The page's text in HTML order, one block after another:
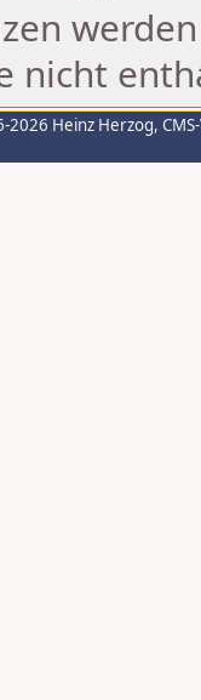
nicht
2026 Heinz Herzog,